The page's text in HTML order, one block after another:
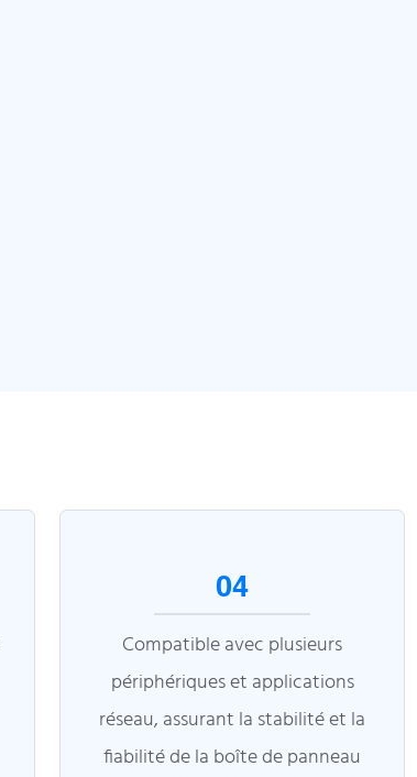
04
Compatible avec plusieurs
périphériques et applications
réseau, assurant la stabilité et la
fiabilité de la boîte de panneau